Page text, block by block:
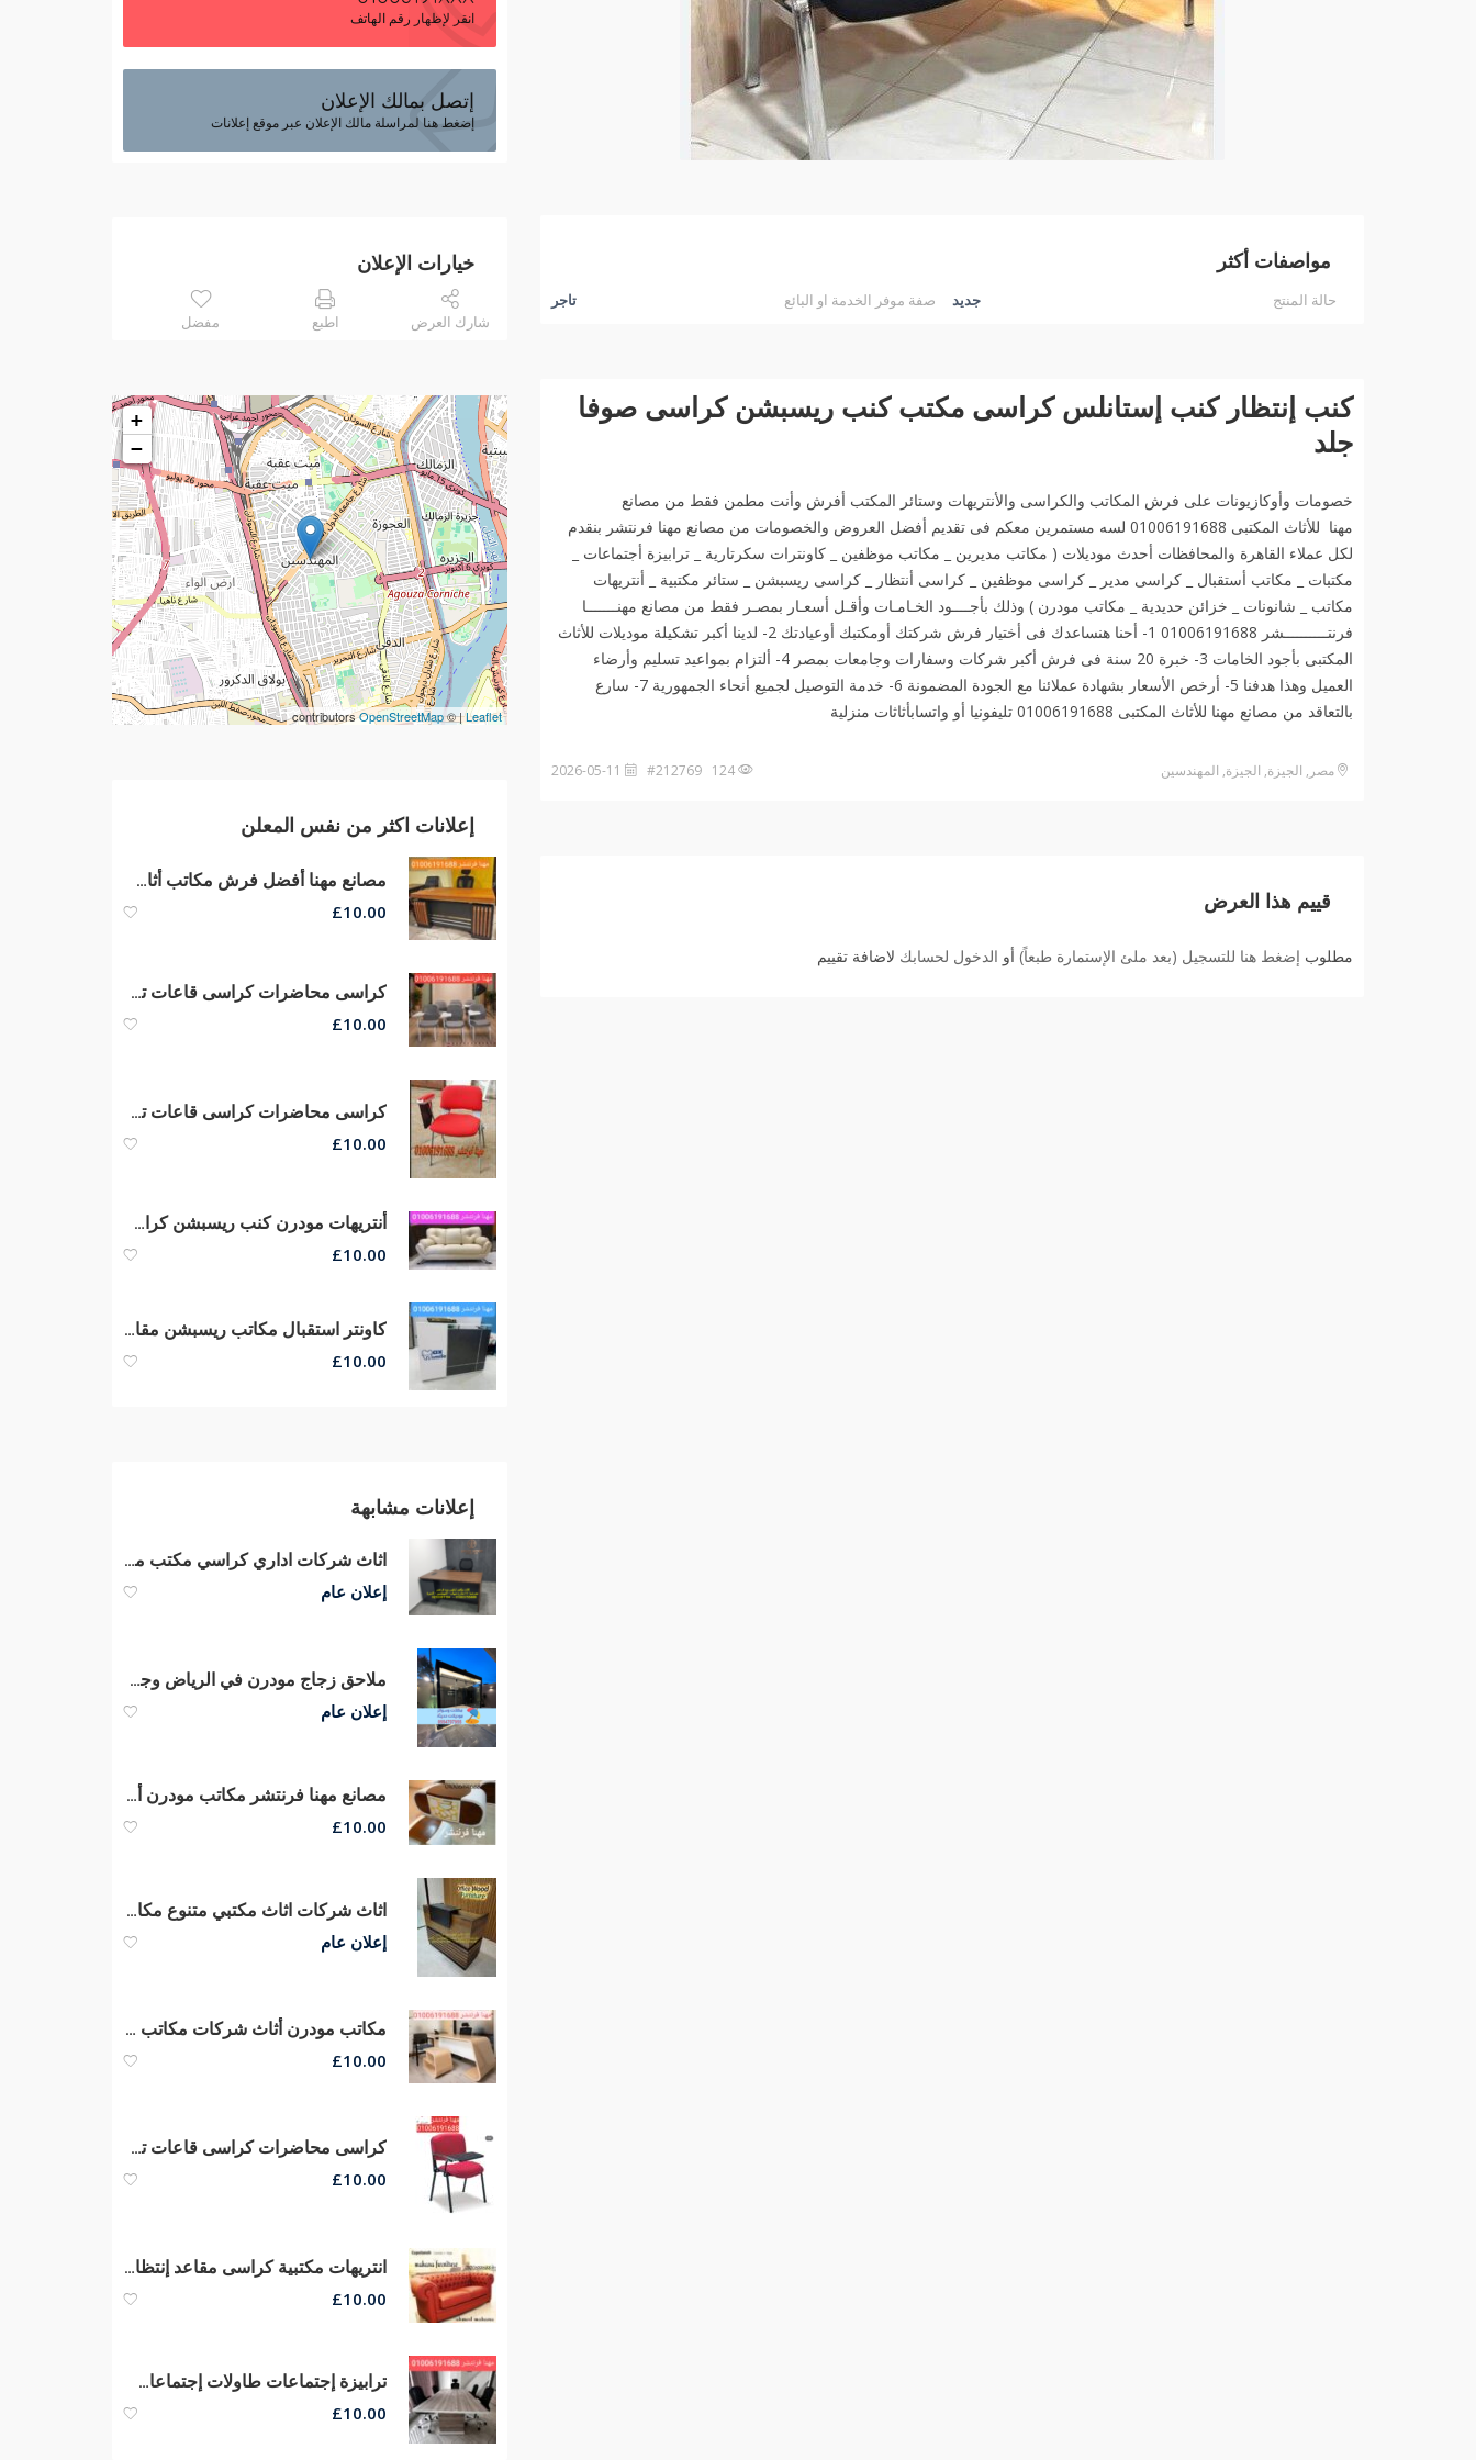
مواصفات أكثر
حالة المنتج جديد صفة موفر الخدمة او البائع تاجر
كنب إنتظار كنب إستانلس كراسى مكتب كنب ريسبشن كراسى صوفا
جلد
خصومات وأوكازيونات على فرش المكاتب والكراسى والأنتريهات وستائر المكتب أفرش وأنت مطمن فقط من مصانع
مهنا للأثاث المكتبى 01006191688 لسه مستمرين معكم فى تقديم أفضل العروض والخصومات من مصانع مهنا فرنتشر بنقدم
لكل عملاء القاهرة والمحافظات أحدث موديلات ( مكاتب مديرين _ مكاتب موظفين _ كاونترات سكرتارية _ ترابيزة أجتماعات _
مكتبات _ مكاتب أستقبال _ كراسى مدير _ كراسى موظفين _ كراسى أنتظار _ كراسى ريسبشن _ ستائر مكتبية _ أنتريهات
مكاتب _ شانونات _ خزائن حديدية _ مكاتب مودرن ) وذلك بأجــــود الخـامـات وأقـل أسعـار بمصـر فقط من مصانع مهنـــــــا
فرنتــــــــــشر 01006191688 1- أحنا هنساعدك فى أختيار فرش شركتك أومكتبك أوعيادتك 2- لدينا أكبر تشكيلة موديلات للأثاث
المكتبى بأجود الخامات 3- خبرة 20 سنة فى فرش أكبر شركات وسفارات وجامعات بمصر 4- ألتزام بمواعيد تسليم وأرضاء
العميل وهذا هدفنا 5- أرخص الأسعار بشهادة عملائنا مع الجودة المضمونة 6- خدمة التوصيل لجميع أنحاء الجمهورية 7- سارع
بالتعاقد من مصانع مهنا للأثاث المكتبى 01006191688 تليفونيا أو واتساب️أثاثات منزلية
مصر, الجيزة, الجيزة, المهندسين
قييم هذا العرض
مطلوب إضغط هنا للتسجيل (بعد ملئ الإستمارة طبعاً) أو الدخول لحسابك لاضافة تقييم
انقر لإظهار رقم الهاتف
إتصل بمالك الإعلان
إضغط هنا لمراسلة مالك الإعلان عبر موقع إعلانات
خيارات الإعلان
شارك العرض اطبع مفضل
+
−
Leaflet
| ©
OpenStreetMap
contributors
إعلانات اكثر من نفس المعلن
مصانع مهنا أفضل فرش مكاتب أثاث مكتبى مكاتب مدير كراسى شبك طبى
£10.00
كراسى محاضرات كراسى قاعات تدريب كراسى سنتر تعليمى أرخص أسعار من مصانع مهنا
£10.00
كراسى محاضرات كراسى قاعات تدريب وتخفيضات كبرى من مصانع مهنا فرنتشر
£10.00
أنتريهات مودرن كنب ريسبشن كراسى وكنب إنتظار كنب إستانلس
£10.00
كاونتر استقبال مكاتب ريسبشن مقاسات كبيره وصغيره الحجم من مهنا فرنتشر
£10.00
إعلانات مشابهة
اثاث شركات اداري كراسي مكتب مستوردة اثاث مكتبي افضل الاسعار
إعلان عام
ملاحق زجاج مودرن في الرياض وجدة والطائف والدمام | تصميم غرف زجاجية فاخره 0554707955
إعلان عام
مصانع مهنا فرنتشر مكاتب مودرن أثاث مكتبى متنوع مكاتب مدير
£10.00
اثاث شركات اثاث مكتبي متنوع مكاتب وكراسي مكتب افضل خامة وسعر
إعلان عام
مكاتب مودرن أثاث شركات مكاتب مديرين كراسى مكتب مودرن
£10.00
كراسى محاضرات كراسى قاعات تدريب كراسى سنتر تعليمى أرخص أسعار
£10.00
انتريهات مكتبية كراسى مقاعد إنتظار كنب ريسبشن كراسى صوفا جلد
£10.00
ترابيزة إجتماعات طاولات إجتماعات خشب كونتر قشرة كراسى مكتب
£10.00